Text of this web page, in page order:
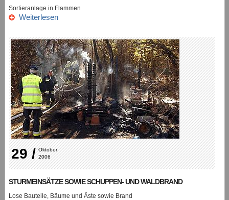
Sortieranlage in Flammen
Weiterlesen
29 / Oktober
2006
STURMEINSÄTZE SOWIE SCHUPPEN- UND WALDBRAND
Lose Bauteile, Bäume und Äste sowie Brand